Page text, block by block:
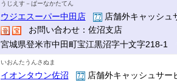
うじえす－ぱーなかたてん
ウジエスーパー中田店
店舗外キャッシュ
お問い合わせ：佐沼支店
宮城県登米市中田町宝江黒沼字十文字218-1
いおんたうんさぬま
イオンタウン佐沼
店舗外キャッシュサー